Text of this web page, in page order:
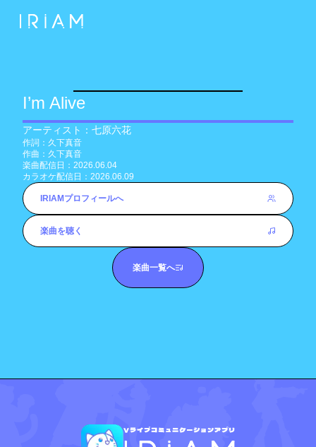
I’m Alive
アーティスト： 七原六花
作詞： 久下真音
作曲： 久下真音
楽曲配信日： 2026.06.04
カラオケ配信日： 2026.06.09
IRIAMプロフィールへ
楽曲を聴く
楽曲一覧へ